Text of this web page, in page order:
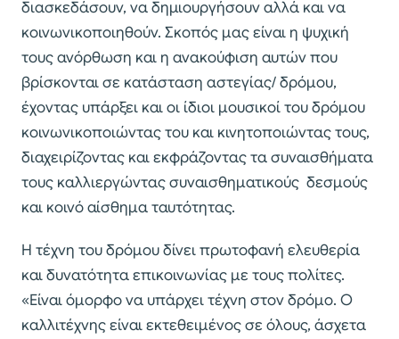
διασκεδάσουν, να δημιουργήσουν αλλά και να
κοινωνικοποιηθούν. Σκοπός μας είναι η ψυχική
τους ανόρθωση και η ανακούφιση αυτών που
βρίσκονται σε κατάσταση αστεγίας/ δρόμου,
έχοντας υπάρξει και οι ίδιοι μουσικοί του δρόμου
κοινωνικοποιώντας του και κινητοποιώντας τους,
διαχειρίζοντας και εκφράζοντας τα συναισθήματα
τους καλλιεργώντας συναισθηματικούς δεσμούς
και κοινό αίσθημα ταυτότητας.
Η τέχνη του δρόμου δίνει πρωτοφανή ελευθερία
και δυνατότητα επικοινωνίας με τους πολίτες.
«Είναι όμορφο να υπάρχει τέχνη στον δρόμο. Ο
καλλιτέχνης είναι εκτεθειμένος σε όλους, άσχετα